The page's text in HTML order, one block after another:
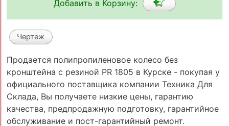
Добавить в Корзину:
Чертеж
Продается полипропиленовое колесо без
кронштейна с резиной PR 1805 в Курске - покупая у
официального поставщика компании Техника Для
Склада, Вы получаете низкие цены, гарантию
качества, предпродажную подготовку, гарантийное
обслуживание и пост-гарантийный ремонт.